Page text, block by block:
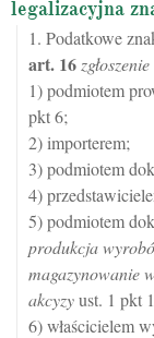
legalizacyjna
1. Podatkowe
art. 16
1) podmiotem
pkt 6;
2) importerem;
3) podmiotem
4)
5) podmiotem
produkcja
magazynowanie
akcyzyust. 1 pkt
6) właścicielem